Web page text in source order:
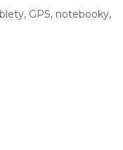
GPS, notebooky,